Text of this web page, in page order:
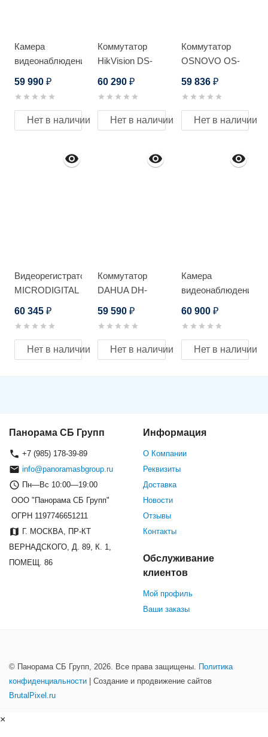
Камера
видеонаблюдения
59 990 ₽
Нет в наличии
Коммутатор
HikVision DS-
60 290₽
Нет в наличии
Коммутатор
OSNOVO OS-
59 836 ₽
Нет в наличии
Видеорегистратор
MICRODIGITAL
60 345 ₽
Нет в наличии
Коммутатор
DAHUA DH-
59 590₽
Нет в наличии
Камера
видеонаблюдения
60 900 ₽
Нет в наличии
Панорама СБ Групп
+7 (985) 178-39-89
info@panoramasbgroup.ru
Пн—Вс 10:00—19:00
ООО "Панорама СБ Групп"
ОГРН 1197746651211
Г. МОСКВА, ПР-КТ
ВЕРНАДСКОГО, Д. 89, К. 1,
ПОМЕЩ. 86
Информация
О Компании
Реквизиты
Доставка
Новости
Отзывы
Контакты
Обслуживание
клиентов
Мой профиль
Ваши заказы
© Панорама СБ Групп, 2026. Все права защищены.
Политика
конфиденциальности | Создание и продвижение сайтов
BrutalPixel.ru
×